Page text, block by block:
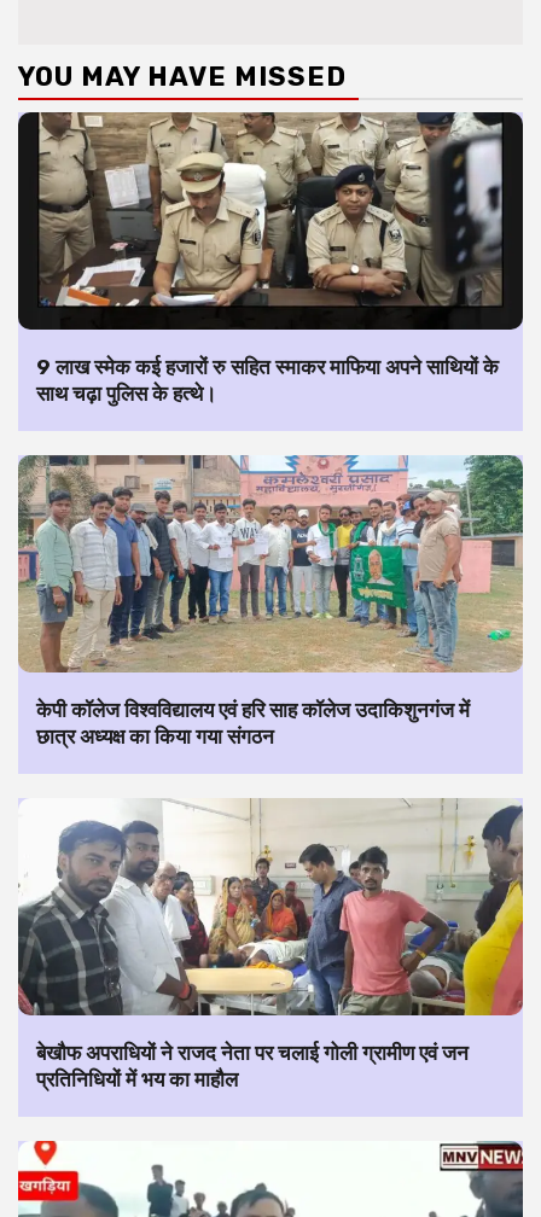
YOU MAY HAVE MISSED
9 लाख स्मेक कई हजारों रु सहित स्माकर माफिया अपने साथियों के
साथ चढ़ा पुलिस के हत्थे।
केपी कॉलेज विश्वविद्यालय एवं हरि साह कॉलेज उदाकिशुनगंज में
छात्र अध्यक्ष का किया गया संगठन
बेखौफ अपराधियों ने राजद नेता पर चलाई गोली ग्रामीण एवं जन
प्रतिनिधियों में भय का माहौल